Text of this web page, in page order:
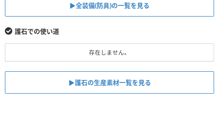
▶全装備(防具)の一覧を見る
護石での使い道
存在しません。
▶護石の生産素材一覧を見る